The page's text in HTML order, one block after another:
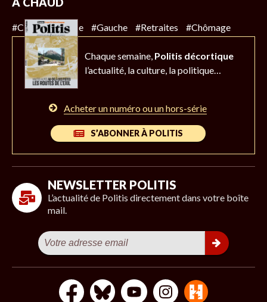
#Climat #Police #Gauche #Retraites #Chômage
Chaque semaine, Politis décortique
l’actualité, la culture, la politique…
Acheter un numéro ou un hors-série
S’ABONNER À POLITIS
NEWSLETTER POLITIS
L’actualité de Politis directement dans votre boîte
mail.